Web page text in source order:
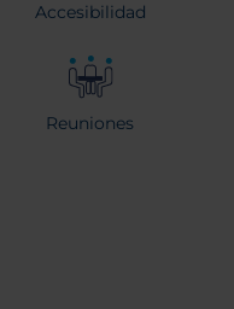
Accesibilidad
Reuniones